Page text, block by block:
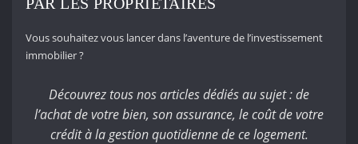
PAR LES PROPRIÉTAIRES
Vous souhaitez vous lancer dans l’aventure de l’investissement
immobilier ?
Découvrez tous nos articles dédiés au sujet : de
l’achat de votre bien, son assurance, le coût de votre
crédit à la gestion quotidienne de ce logement.